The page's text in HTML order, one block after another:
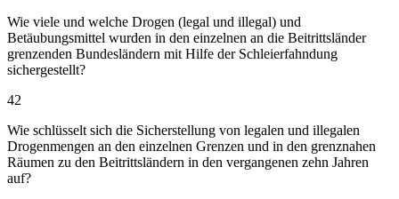
Wie viele und welche Drogen (legal und illegal) und
Betäubungsmittel wurden in den einzelnen an die Beitrittsländer
grenzenden Bundesländern mit Hilfe der Schleierfahndung
sichergestellt?
42
Wie schlüsselt sich die Sicherstellung von legalen und illegalen
Drogenmengen an den einzelnen Grenzen und in den grenznahen
Räumen zu den Beitrittsländern in den vergangenen zehn Jahren
auf?